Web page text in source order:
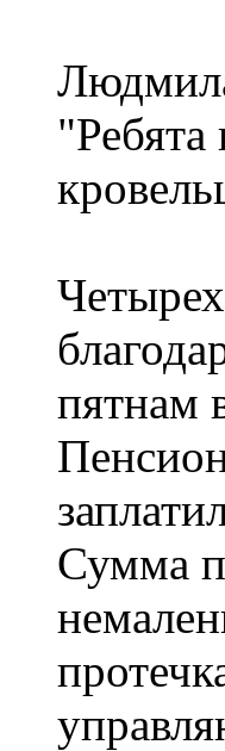
пятнам
Сумма